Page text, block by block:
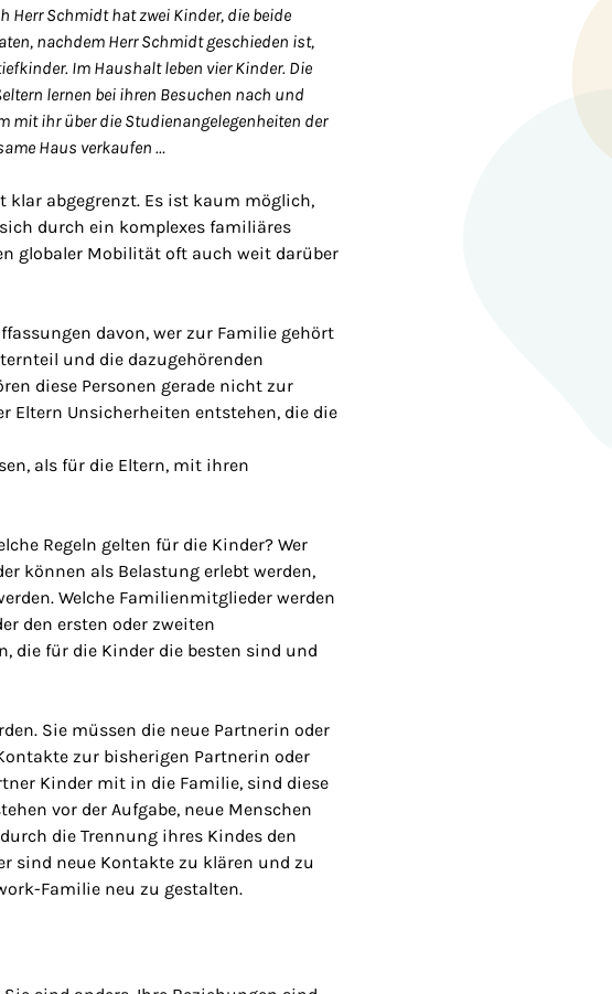
Herr Schmidt hat zwei Kinder, die beide
nachdem Herr Schmidt geschieden ist,
Im Haushalt leben vier Kinder. Die
lernen bei ihren Besuchen nach und
mit ihr über die Studienangelegenheiten der
Haus verkaufen …
klar abgegrenzt. Es ist kaum möglich,
durch ein komplexes familiäres
globaler Mobilität oft auch weit darüber
davon, wer zur Familie gehört
und die dazugehörenden
diese Personen gerade nicht zur
Eltern Unsicherheiten entstehen, die die
als für die Eltern, mit ihren
Regeln gelten für die Kinder? Wer
können als Belastung erlebt werden,
Welche Familienmitglieder werden
den ersten oder zweiten
die für die Kinder die besten sind und
Sie müssen die neue Partnerin oder
zur bisherigen Partnerin oder
Kinder mit in die Familie, sind diese
vor der Aufgabe, neue Menschen
die Trennung ihres Kindes den
sind neue Kontakte zu klären und zu
Familie neu zu gestalten.